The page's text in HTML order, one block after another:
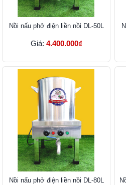
Nồi nấu phở điện liền nồi DL-50L
Giá: 4.400.000₫
Nồi nấu phở điện liền nồi DL-80L